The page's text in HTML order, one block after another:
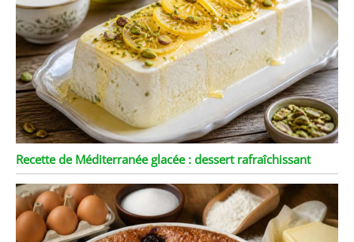
Recette de Méditerranée glacée : dessert rafraîchissant